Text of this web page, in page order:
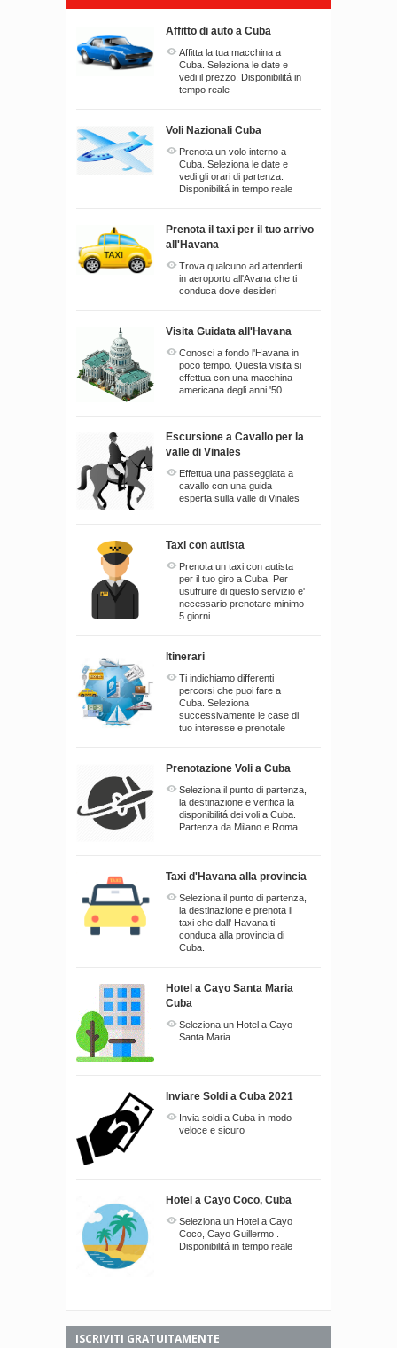
Affitto di auto a Cuba
Affitta la tua macchina a
Cuba. Seleziona le date e
vedi il prezzo. Disponibilitá in
tempo reale
Voli Nazionali Cuba
Prenota un volo interno a
Cuba. Seleziona le date e
vedi gli orari di partenza.
Disponibilitá in tempo reale
Prenota il taxi per il tuo arrivo
all'Havana
Trova qualcuno ad attenderti
in aeroporto all'Avana che ti
conduca dove desideri
Visita Guidata all'Havana
Conosci a fondo l'Havana in
poco tempo. Questa visita si
effettua con una macchina
americana degli anni '50
Escursione a Cavallo per la
valle di Vinales
Effettua una passeggiata a
cavallo con una guida
esperta sulla valle di Vinales
Taxi con autista
Prenota un taxi con autista
per il tuo giro a Cuba. Per
usufruire di questo servizio e'
necessario prenotare minimo
5 giorni
Itinerari
Ti indichiamo differenti
percorsi che puoi fare a
Cuba. Seleziona
successivamente le case di
tuo interesse e prenotale
Prenotazione Voli a Cuba
Seleziona il punto di partenza,
la destinazione e verifica la
disponibilitá dei voli a Cuba.
Partenza da Milano e Roma
Taxi d'Havana alla provincia
Seleziona il punto di partenza,
la destinazione e prenota il
taxi che dall' Havana ti
conduca alla provincia di
Cuba.
Hotel a Cayo Santa Maria
Cuba
Seleziona un Hotel a Cayo
Santa Maria
Inviare Soldi a Cuba 2021
Invia soldi a Cuba in modo
veloce e sicuro
Hotel a Cayo Coco, Cuba
Seleziona un Hotel a Cayo
Coco, Cayo Guillermo .
Disponibilitá in tempo reale
ISCRIVITI GRATUITAMENTE